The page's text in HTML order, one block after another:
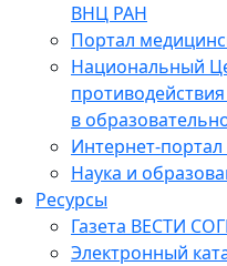
ВНЦ РАН
Портал
Национальный
в
Интернет-
Наука и
Ресурсы
Газета ВЕСТИ
Электронный